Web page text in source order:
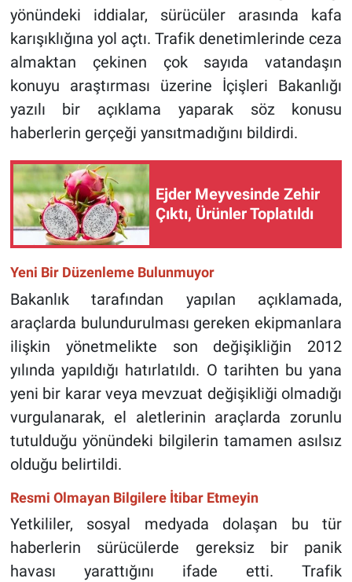
yönündeki iddialar, sürücüler arasında kafa
karışıklığına yol açtı. Trafik denetimlerinde ceza
almaktan çekinen çok sayıda vatandaşın
konuyu araştırması üzerine İçişleri Bakanlığı
yazılı bir açıklama yaparak söz konusu
haberlerin gerçeği yansıtmadığını bildirdi.
Ejder Meyvesinde Zehir
Çıktı, Ürünler Toplatıldı
Yeni Bir Düzenleme Bulunmuyor
Bakanlık tarafından yapılan açıklamada,
araçlarda bulundurulması gereken ekipmanlara
ilişkin yönetmelikte son değişikliğin 2012
yılında yapıldığı hatırlatıldı. O tarihten bu yana
yeni bir karar veya mevzuat değişikliği olmadığı
vurgulanarak, el aletlerinin araçlarda zorunlu
tutulduğu yönündeki bilgilerin tamamen asılsız
olduğu belirtildi.
Resmi Olmayan Bilgilere İtibar Etmeyin
Yetkililer, sosyal medyada dolaşan bu tür
haberlerin sürücülerde gereksiz bir panik
havası yarattığını ifade etti. Trafik